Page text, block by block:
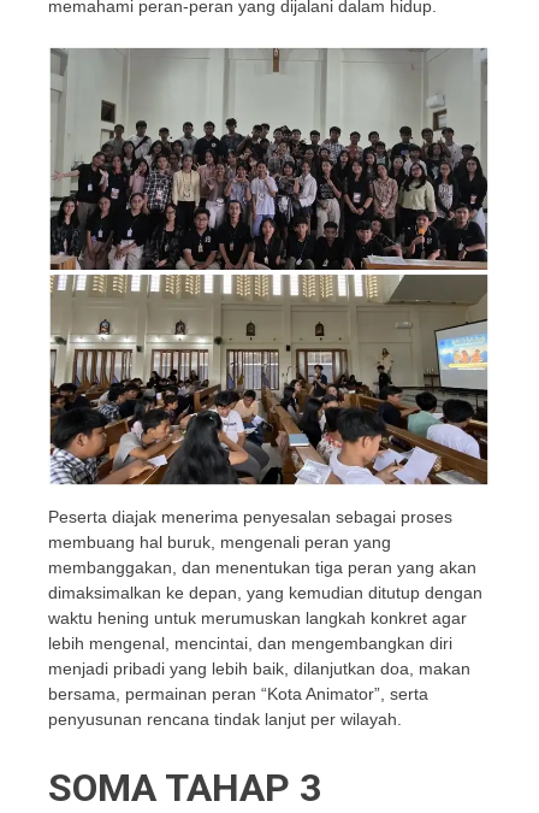
memahami peran-peran yang dijalani dalam hidup.
Peserta diajak menerima penyesalan sebagai proses
membuang hal buruk, mengenali peran yang
membanggakan, dan menentukan tiga peran yang akan
dimaksimalkan ke depan, yang kemudian ditutup dengan
waktu hening untuk merumuskan langkah konkret agar
lebih mengenal, mencintai, dan mengembangkan diri
menjadi pribadi yang lebih baik, dilanjutkan doa, makan
bersama, permainan peran “Kota Animator”, serta
penyusunan rencana tindak lanjut per wilayah.
SOMA TAHAP 3